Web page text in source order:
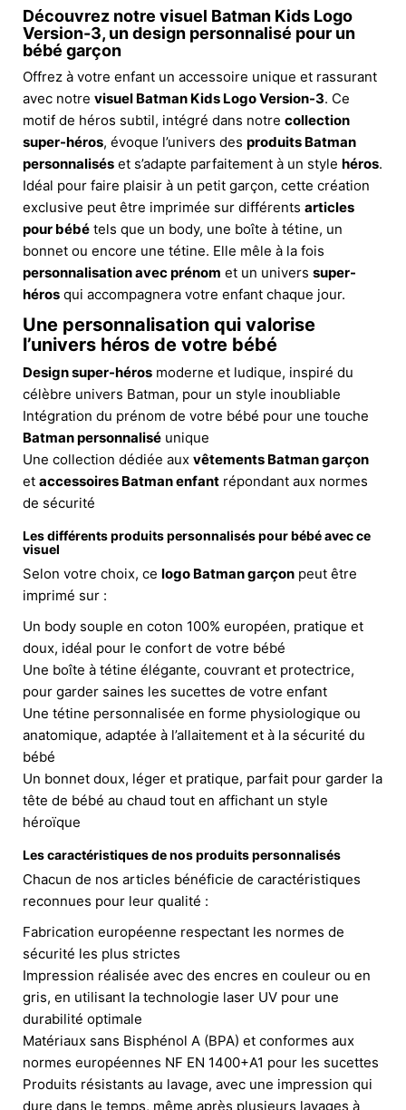
Découvrez notre visuel Batman Kids Logo
Version-3, un design personnalisé pour un
bébé garçon
Offrez à votre enfant un accessoire unique et rassurant
avec notre visuel Batman Kids Logo Version-3. Ce
motif de héros subtil, intégré dans notre collection
super-héros, évoque l’univers des produits Batman
personnalisés et s’adapte parfaitement à un style héros.
Idéal pour faire plaisir à un petit garçon, cette création
exclusive peut être imprimée sur différents articles
pour bébé tels que un body, une boîte à tétine, un
bonnet ou encore une tétine. Elle mêle à la fois
personnalisation avec prénom et un univers super-
héros qui accompagnera votre enfant chaque jour.
Une personnalisation qui valorise
l’univers héros de votre bébé
Design super-héros moderne et ludique, inspiré du
célèbre univers Batman, pour un style inoubliable
Intégration du prénom de votre bébé pour une touche
Batman personnalisé unique
Une collection dédiée aux vêtements Batman garçon
et accessoires Batman enfant répondant aux normes
de sécurité
Les différents produits personnalisés pour bébé avec ce
visuel
Selon votre choix, ce logo Batman garçon peut être
imprimé sur :
Un body souple en coton 100% européen, pratique et
doux, idéal pour le confort de votre bébé
Une boîte à tétine élégante, couvrant et protectrice,
pour garder saines les sucettes de votre enfant
Une tétine personnalisée en forme physiologique ou
anatomique, adaptée à l’allaitement et à la sécurité du
bébé
Un bonnet doux, léger et pratique, parfait pour garder la
tête de bébé au chaud tout en affichant un style
héroïque
Les caractéristiques de nos produits personnalisés
Chacun de nos articles bénéficie de caractéristiques
reconnues pour leur qualité :
Fabrication européenne respectant les normes de
sécurité les plus strictes
Impression réalisée avec des encres en couleur ou en
gris, en utilisant la technologie laser UV pour une
durabilité optimale
Matériaux sans Bisphénol A (BPA) et conformes aux
normes européennes NF EN 1400+A1 pour les sucettes
Produits résistants au lavage, avec une impression qui
dure dans le temps, même après plusieurs lavages à